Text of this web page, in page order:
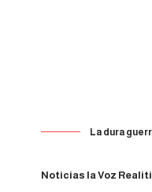
La dura
Noticias la Voz